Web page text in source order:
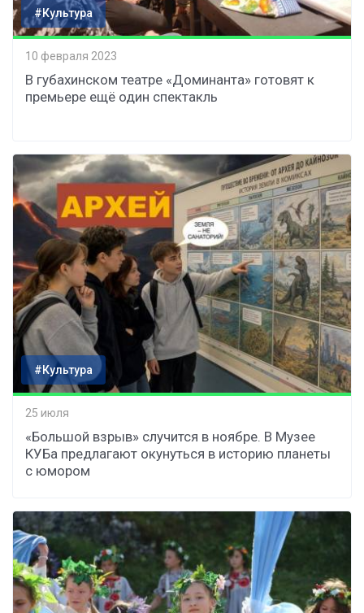
#Культура
10 февраля 2023
В губахинском театре «Доминанта» готовят к
премьере ещё один спектакль
#Культура
25 июля
«Большой взрыв» случится в ноябре. В Музее
КУБа предлагают окунуться в историю планеты
с юмором